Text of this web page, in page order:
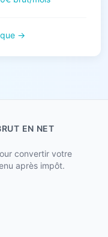
→
EN NET
convertir votre
après impôt.